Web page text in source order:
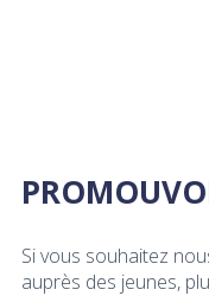
Si vous souhaitez
auprès des jeunes,